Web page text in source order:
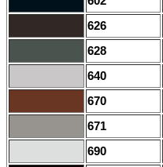
626
628
640
670
671
690